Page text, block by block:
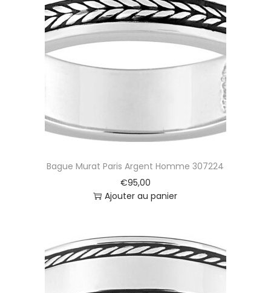
Bague Murat Paris Argent Homme 307224
€95,00
Ajouter au panier